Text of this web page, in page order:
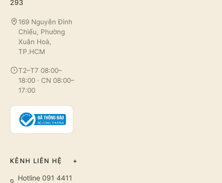
293
169 Nguyễn Đình
Chiểu, Phường
Xuân Hoà,
TP.HCM
T2–T7 08:00–
18:00 · CN 08:00–
17:00
KÊNH LIÊN HỆ +
Hotline 091 4411